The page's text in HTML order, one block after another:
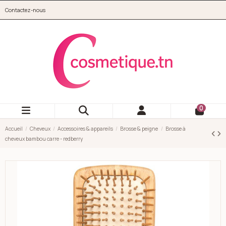
Contactez-nous
0
Accueil Cheveux Accessoires & appareils Brosse & peigne
Brosse à
cheveux bambou carre - redberry